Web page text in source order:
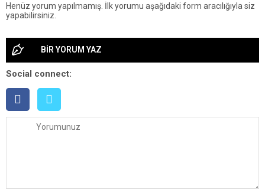
Henüz yorum yapılmamış. İlk yorumu aşağıdaki form aracılığıyla siz
yapabilirsiniz.
BİR YORUM YAZ
Social connect: